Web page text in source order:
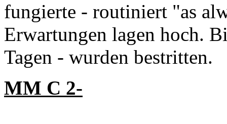
fungierte - routiniert "as
Erwartungen lagen hoch.
Tagen - wurden bestritten.
MM C 2-